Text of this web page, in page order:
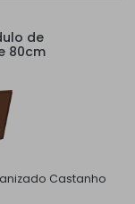
de
80cm
Castanho